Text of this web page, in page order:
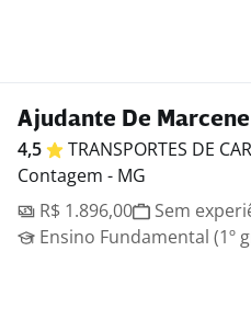
Ajudante De
4,5 TRANSPORTES DE
Contagem - MG
R$ 1.896,00
Sem
Ensino Fundamental (1º